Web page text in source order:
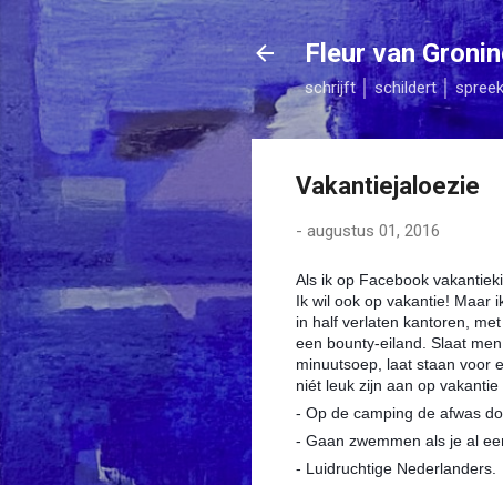
Fleur van
schrijft │ schildert │
Vakantiejaloezie
- augustus 01, 2016
Als ik op Facebook
Ik wil ook op vakantie! Maar
in half ver­laten kantoren,
een bounty-eiland. Slaat
minuutsoep, laat staan voor
niét leuk zijn aan op vakantie
- Op de camping de afwas
- Gaan zwemmen als je al
- Luidruchtige Nederlanders.